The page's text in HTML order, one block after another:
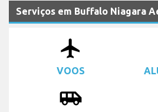
Serviços em Buffalo Niagara
airplanemode_active
VOOS
airport_shuttle